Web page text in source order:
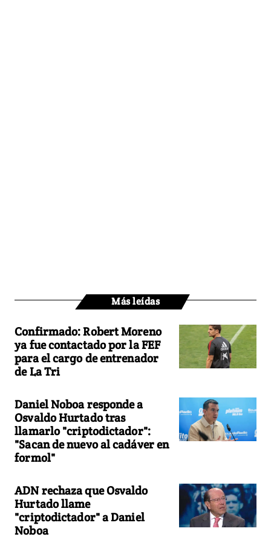
Más leídas
Confirmado: Robert Moreno
ya fue contactado por la FEF
para el cargo de entrenador
de La Tri
Daniel Noboa responde a
Osvaldo Hurtado tras
llamarlo "criptodictador":
"Sacan de nuevo al cadáver en
formol"
ADN rechaza que Osvaldo
Hurtado llame
"criptodictador" a Daniel
Noboa